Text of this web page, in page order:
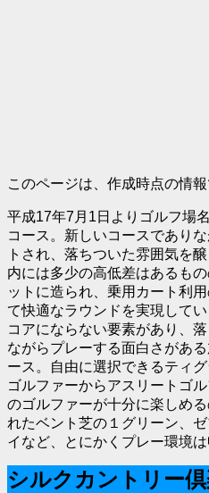
このページは、作成時点の情
平成17年7月1日よりゴルフ場
コース。新しいコースであり
トされ、落ちついた雰囲気を
内には多少の高低差はあるも
ットに造られ、乗用カート利
て快適なラウンドを実現して
コアにならない要素があり、
ながらプレーする面白さがあ
ース。自由に選択できるティ
ゴルファーからアスリートゴ
のゴルファーが十分に楽しめ
れたベント芝の１グリーン、
イなど、とにかくプレー環境は
シルクカントリー